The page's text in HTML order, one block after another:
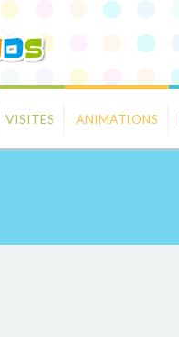
VISITES ANIMATIONS